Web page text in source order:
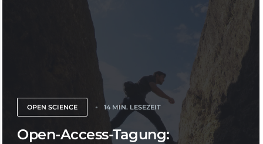
OPEN SCIENCE 14 MIN. LESEZEIT
Open-Access-Tagung: